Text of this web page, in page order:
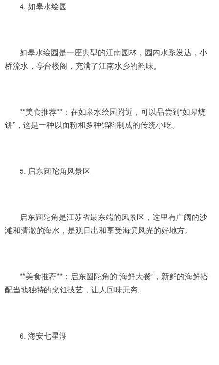
4. 如皋水绘园
如皋水绘园是一座典型的江南园林，园内水系发达，小
桥流水，亭台楼阁，充满了江南水乡的韵味。
**美食推荐**：在如皋水绘园附近，可以品尝到“如皋烧
饼”，这是一种以面粉和多种馅料制成的传统小吃。
5. 启东圆陀角风景区
启东圆陀角是江苏省最东端的风景区，这里有广阔的沙
滩和清澈的海水，是观日出和享受海滨风光的好地方。
**美食推荐**：启东圆陀角的“海鲜大餐”，新鲜的海鲜搭
配当地独特的烹饪技艺，让人回味无穷。
6. 海安七星湖